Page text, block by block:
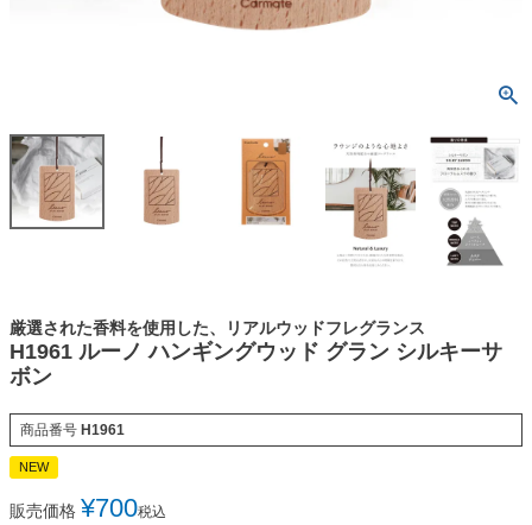
厳選された香料を使用した、リアルウッドフレグランス
H1961 ルーノ ハンギングウッド グラン シルキーサ
ボン
商品番号 H1961
NEW
販売価格 ¥700税込